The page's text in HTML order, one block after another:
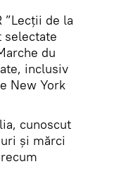
de la
selectate
du
inclusiv
New York
cunoscut
și mărci